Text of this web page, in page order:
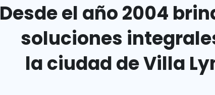
Desde el año 2004
soluciones
la ciudad de Villa